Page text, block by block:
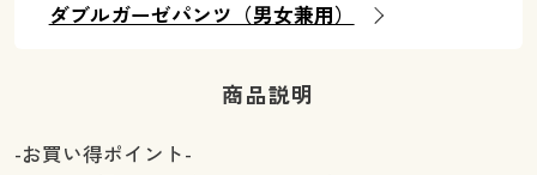
ダブルガーゼパンツ（男女兼用）
商品説明
-お買い得ポイント-